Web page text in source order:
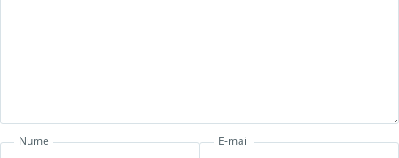
Nume E-mail